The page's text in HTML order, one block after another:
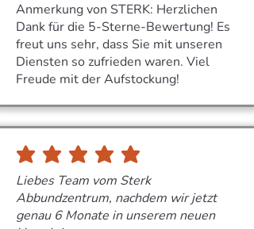
Anmerkung von STERK: Herzlichen
Dank für die 5-Sterne-Bewertung! Es
freut uns sehr, dass Sie mit unseren
Diensten so zufrieden waren. Viel
Freude mit der Aufstockung!
durchschnittliches Rating ist 5 von 5
Liebes Team vom Sterk
Abbundzentrum, nachdem wir jetzt
genau 6 Monate in unserem neuen